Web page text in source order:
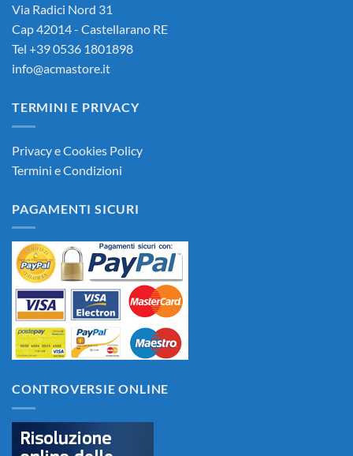
Via Radici Nord 31
Cap 42014 - Castellarano RE
Tel +39 0536 1801898
info@acmastore.it
TERMINI E PRIVACY
Privacy e Cookies Policy
Termini e Condizioni
PAGAMENTI SICURI
CONTROVERSIE ONLINE